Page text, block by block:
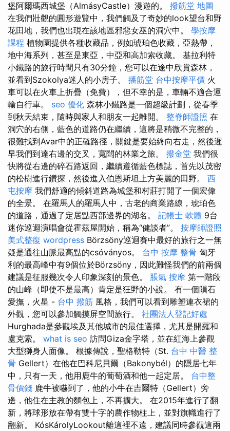
堡阿爾瑪西城堡（AlmásyCastle）漫遊的。 撥筋堂 地圖
在我們壯觀的圓形遊覽中，我們觸及了奇妙的look望台和野
花田地，我們也出現在該地區邪惡女巫的洞穴中。 學按摩
課程 植物園提供各種收藏品，例如琥珀色收藏，亞熱帶，
地中海系列，甚至是東亞，中亞和高加索收藏。 基拉利特
小鐵路的旅行時間只有30分鐘，您可以在途中欣賞森林，
並看到Szokolya迷人的小房子。 播筋堂 台中按摩平價 火
車可以在火車上折疊（免費），但不幸的是，車輛不適合運
輸自行車。 seo 優化 森林小鐵路是一個超級計劃，從春季
到秋天結束，隨時與家人和朋友一起離開。 整脊師證照 在
洞穴的右側，藍色的道路仍在繼續，這將是稍微不完整的，
很難找到Avar中的正確路徑，關鍵是要始終向右走，然後遲
早我們到達右邊的交叉，寬闊的林業之旅。 撥金堂 我們很
快將從右邊的碎石路返回，繼續遵循藍色標誌，首先以茂密
的松樹進行鑽探，然後進入伯恩斯坦上方美麗的田野。 西
屯按摩 我們舒適的傾斜道路為城堡和村莊打開了一個宏偉
的全景。 在羅馬人的羅馬人中，古老的商業路線，琥珀色
的道路，通過了定居點西部邊界的湖名。 記帳士 軟體 9台
迷你巡迴演唱會從霍茲屋開始，稱為“健談者”。 按摩師證照
美式整復 wordpress Börzsöny巡迴賽中最好的旅行之一無
疑是通往山脈最高點的csóványos。 台中 按摩 整骨 匈牙
利的最高峰中有9個位於Börzsöny，因此難怪我們的前兩個
建議是征服幾次令人印象深刻的景色。 脹氣 按摩 第一階段
的山峰（即使不是最高）肯定是狂野的小說。 有一個隕石
愛撫，火星 - 台中 撥筋 風格，我們可以看到雕塑連衣裙的
外觀，您可以參加觸摸屏空間旅行。 社團法人登記好處
Hurghada是參觀埃及其他城市的最佳選擇，尤其是開羅和
盧克索。 what is seo 訪問Giza金字塔，並在紅海上參觀
大型獅身人面像。 根據傳說，聖格勒特（St. 台中 中醫 整
骨 Gellert）在他在巴科尼貝爾（Bakonybél）的隱居七年
中，只有一天，他用鹿牛的葡萄酒和他一起定居。 台中整
骨價錢 鹿牛被嚇到了，他的小牛在吉爾特（Gellert）旁
邊，他住在主教的麵包上，不再擴大。 在2015年進行了翻
新，將球形放在帶有雙十字的農作物柱上，並對旗幟進行了
翻新。 KósKárolyLookout離這裡不遠，建議同時參觀這兩